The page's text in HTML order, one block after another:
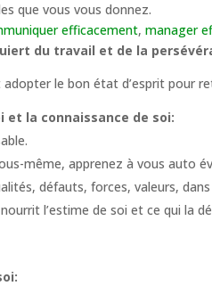
que vous vous donnez.
efficacement,manager
du travail et de la
le bon état d’esprit pour
et la connaissance de soi:
même, apprenez à vous auto
défauts, forces, valeurs,
l’estime de soi et ce qui la